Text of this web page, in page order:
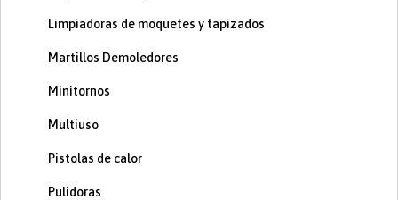
Limpiadoras de moquetes y tapizados
Martillos Demoledores
Minitornos
Multiuso
Pistolas de calor
Pulidoras